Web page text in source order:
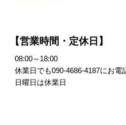
【営業時間・定休日】
08:00～18:00
休業日でも090-4686-4187にお
日曜日は休業日